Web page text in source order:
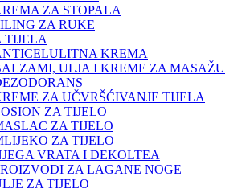
ZA STOPALA
ZA RUKE
TIJELA
KREMA
ULJA I KREME ZA MASAŽU
ZA UČVRŠĆIVANJE TIJELA
ZA TIJELO
ZA TIJELO
ZA TIJELO
VRATA I DEKOLTEA
ZA LAGANE NOGE
ZA TIJELO